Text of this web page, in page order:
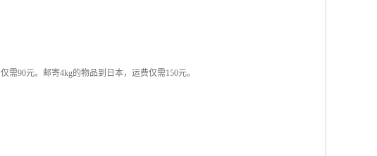
90元。邮寄4kg的物品到日本，运费仅需150元。